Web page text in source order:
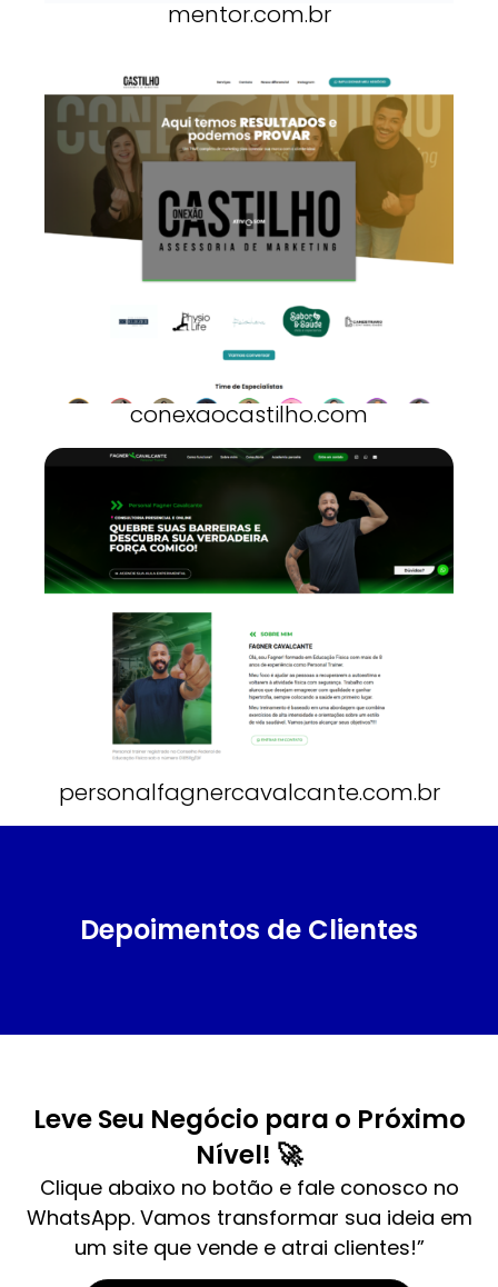
mentor.com.br
conexaocastilho.com
personalfagnercavalcante.com.br
Depoimentos de Clientes
Leve Seu Negócio para o Próximo
Nível! 🚀
Clique abaixo no botão e fale conosco no
WhatsApp. Vamos transformar sua ideia em
um site que vende e atrai clientes!”